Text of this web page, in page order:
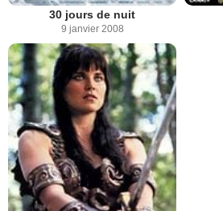
30 jours de nuit
9 janvier 2008